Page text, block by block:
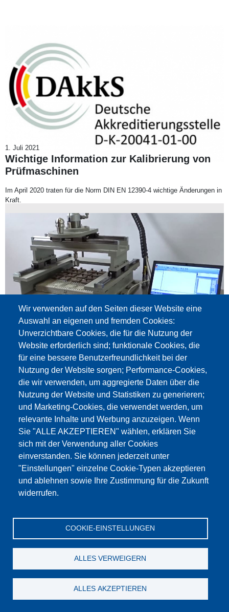
1. Juli 2021
Wichtige Information zur Kalibrierung von
Prüfmaschinen
Im April 2020 traten für die Norm DIN EN 12390-4 wichtige Änderungen in
Kraft.
Produkt-Informationen 2020
Wir präsentierten hier unsere Produkte in einem Online-Video.
DryMix - Mortar Convention 2020
Wir verwenden auf den Seiten dieser Website eine
Auswahl an eigenen und fremden Cookies:
Unverzichtbare Cookies, die für die Nutzung der
Website erforderlich sind; funktionale Cookies, die
für eine bessere Benutzerfreundlichkeit bei der
Nutzung der Website sorgen; Performance-Cookies,
die wir verwenden, um aggregierte Daten über die
Nutzung der Website und Statistiken zu generieren;
und Marketing-Cookies, die verwendet werden, um
relevante Inhalte und Werbung anzuzeigen. Wenn
Sie "ALLE AKZEPTIEREN" wählen, erklären Sie
sich mit der Verwendung aller Cookies
einverstanden. Sie können jederzeit unter
"Einstellungen" einzelne Cookie-Typen akzeptieren
und ablehnen sowie Ihre Zustimmung für die Zukunft
widerrufen.
COOKIE-EINSTELLUNGEN
ALLES VERWEIGERN
ALLES AKZEPTIEREN